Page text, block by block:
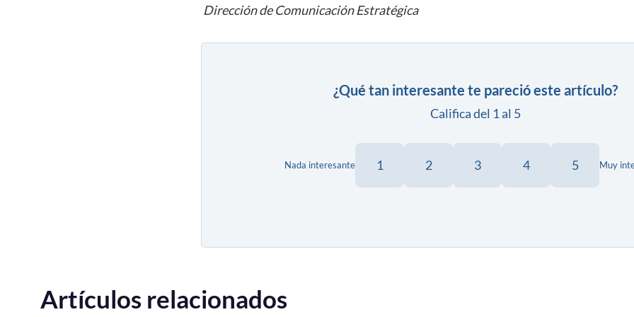
Dirección de Comunicación Estratégica
¿Qué tan interesante te pareció este artículo?
Califica del 1 al 5
Nada interesante 1 2 3 4 5 Muy
Artículos relacionados